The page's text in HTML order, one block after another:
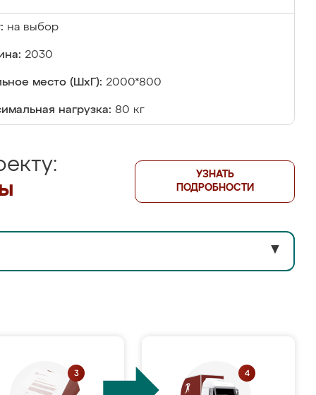
на выбор
2030
место (ШхГ): 2000*800
нагрузка: 80 кг
УЗНАТЬ
ПОДРОБНОСТИ
▼